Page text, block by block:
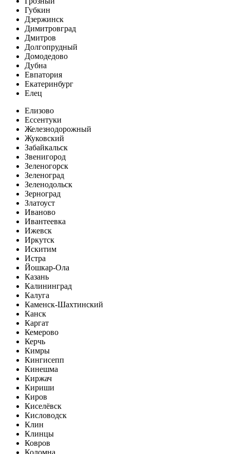
Губкин
Дзержинск
Димитровград
Дмитров
Долгопрудный
Домодедово
Дубна
Евпатория
Екатеринбург
Елец
Елизово
Ессентуки
Железнодорожный
Жуковский
Забайкальск
Звенигород
Зеленогорск
Зеленоград
Зеленодольск
Зерноград
Златоуст
Иваново
Ивантеевка
Ижевск
Иркутск
Искитим
Истра
Йошкар-Ола
Казань
Калининград
Калуга
Каменск-Шахтинский
Канск
Каргат
Кемерово
Керчь
Кимры
Кингисепп
Кинешма
Киржач
Кириши
Киров
Киселёвск
Кисловодск
Клин
Клинцы
Ковров
Коломна